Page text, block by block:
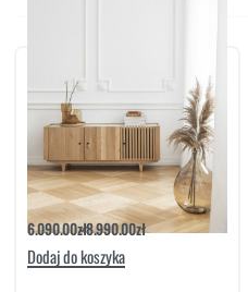
SZAFKI I KOMODY
Szafka RTV More 150 2D1D | Meble
Matkowski
6.090.00zł8.990.00zł
Dodaj do koszyka